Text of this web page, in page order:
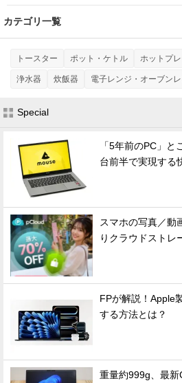
カテゴリ一覧
トースター ポット・ケトル ホットプ
浄水器 炊飯器 電子レンジ・オーブン
Special
「5年前のPC」と
台前半で実現する
スマホの写真／動
りクラウドストレ
FPが解説！Apple
する方法とは？
重量約999g、最新